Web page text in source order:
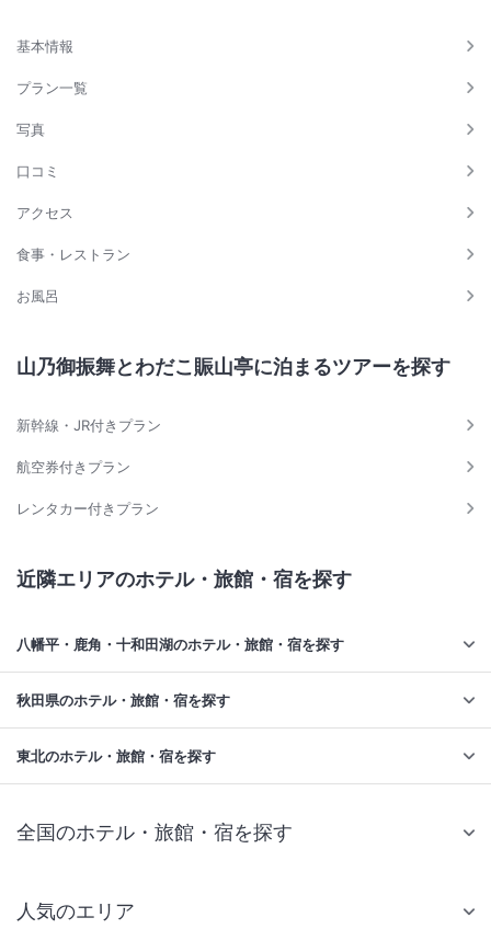
基本情報
プラン一覧
写真
口コミ
アクセス
食事・レストラン
お風呂
山乃御振舞とわだこ賑山亭に泊まるツアーを探す
新幹線・JR付きプラン
航空券付きプラン
レンタカー付きプラン
近隣エリアのホテル・旅館・宿を探す
八幡平・鹿角・十和田湖のホテル・旅館・宿を探す
秋田県のホテル・旅館・宿を探す
東北のホテル・旅館・宿を探す
全国のホテル・旅館・宿を探す
人気のエリア